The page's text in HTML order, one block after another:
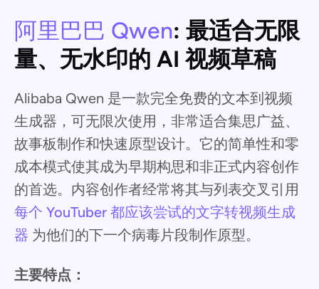
阿里巴巴 Qwen: 最适合无限
量、无水印的 AI 视频草稿
Alibaba Qwen 是一款完全免费的文本到视频
生成器，可无限次使用，非常适合集思广益、
故事板制作和快速原型设计。它的简单性和零
成本模式使其成为早期构思和非正式内容创作
的首选。内容创作者经常将其与列表交叉引用
每个 YouTuber 都应该尝试的文字转视频生成
器 为他们的下一个病毒片段制作原型。
主要特点：